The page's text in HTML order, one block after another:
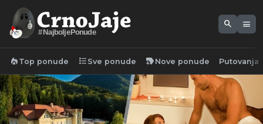
#NajboljePonude
search menu
local_fire_department Top ponude format_list_bulleted Sve ponude new_label Nove ponude Putovanja